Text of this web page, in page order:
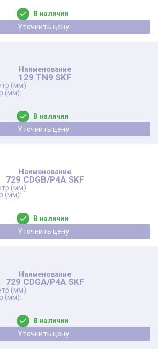
В наличии
Уточнить цену
129 TN9 SKF
В наличии
Уточнить цену
729 CDGB/P4A SKF
В наличии
Уточнить цену
729 CDGA/P4A SKF
В наличии
Уточнить цену